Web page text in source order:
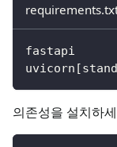
fastapi
의존성을 설치하